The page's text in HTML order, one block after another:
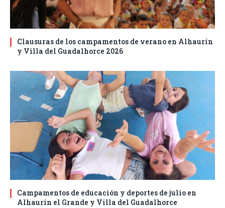
Clausuras de los campamentos de verano en Alhaurín
y Villa del Guadalhorce 2026
Campamentos de educación y deportes de julio en
Alhaurín el Grande y Villa del Guadalhorce